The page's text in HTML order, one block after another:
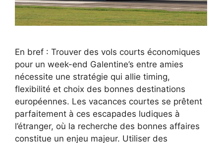
En bref : Trouver des vols courts économiques
pour un week-end Galentine’s entre amies
nécessite une stratégie qui allie timing,
flexibilité et choix des bonnes destinations
européennes. Les vacances courtes se prêtent
parfaitement à ces escapades ludiques à
l’étranger, où la recherche des bonnes affaires
constitue un enjeu majeur. Utiliser des